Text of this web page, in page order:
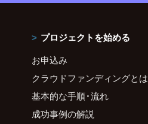
プロジェクトを始める
お申込み
クラウドファンディングとは
基本的な手順・流れ
成功事例の解説